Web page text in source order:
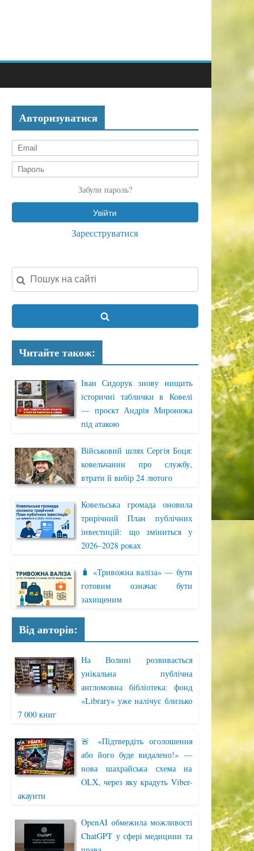
Авторизуватися
Забули пароль?
Зареєструватися
Читайте також:
Іван Сидорук знову нищить
історичні таблички в Ковелі
— проєкт Андрія Миронюка
під атакою
Військовий шлях Сергія Боця:
ковельчанин про службу,
втрати й вибір 24 лютого
Ковельська громада оновила
трирічний План публічних
інвестицій: що зміниться у
2026–2028 роках
🧳 «Тривожна валіза» — бути
готовим означає бути
захищеним
Від авторів:
На Волині розвивається
унікальна публічна
англомовна бібліотека: фонд
«Library» уже налічує близько
7 000 книг
🚨 «Підтвердіть оголошення
або його буде видалено!» —
нова шахрайська схема на
OLX, через яку крадуть Viber-
акаунти
OpenAI обмежила можливості
ChatGPT у сфері медицини та